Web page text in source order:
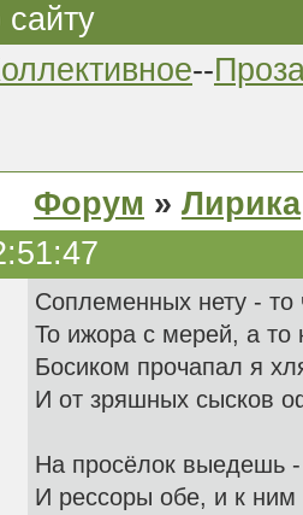
--
Форум » Лирика
Соплеменных нету - то
То ижора с мерей, а то
Босиком прочапал я
И от зряшных сысков
На просёлок выедешь -
И рессоры обе, и к ним